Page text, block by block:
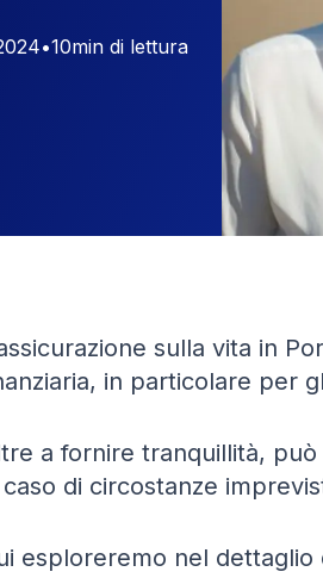
•10min di lettura
sulla vita in
in particolare per
a fornire tranquillità, può
caso di circostanze
esploreremo nel